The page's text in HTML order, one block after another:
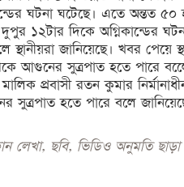
ঘটনা ঘটেছে। এতে অন্তত
দুপুর ১২টার দিকে
স্থানীয়রা জানিয়েছে। খবর পেয়ে
আগুনের সুত্রপাত হতে পারে
প্রবাসী রতন কুমার
সুত্রপাত হতে পারে বলে
লেখা, ছবি, ভিডিও অনুমতি ছাড়া